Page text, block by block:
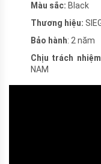
Màu sắc: Black
Thương hiệu:
Bảo hành: 2 năm
Chịu trách
NAM